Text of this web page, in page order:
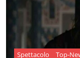
Spettacolo Top-